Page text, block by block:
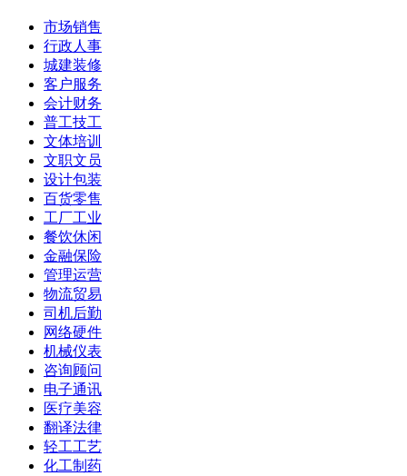
市场销售
行政人事
城建装修
客户服务
会计财务
普工技工
文体培训
文职文员
设计包装
百货零售
工厂工业
餐饮休闲
金融保险
管理运营
物流贸易
司机后勤
网络硬件
机械仪表
咨询顾问
电子通讯
医疗美容
翻译法律
轻工工艺
化工制药